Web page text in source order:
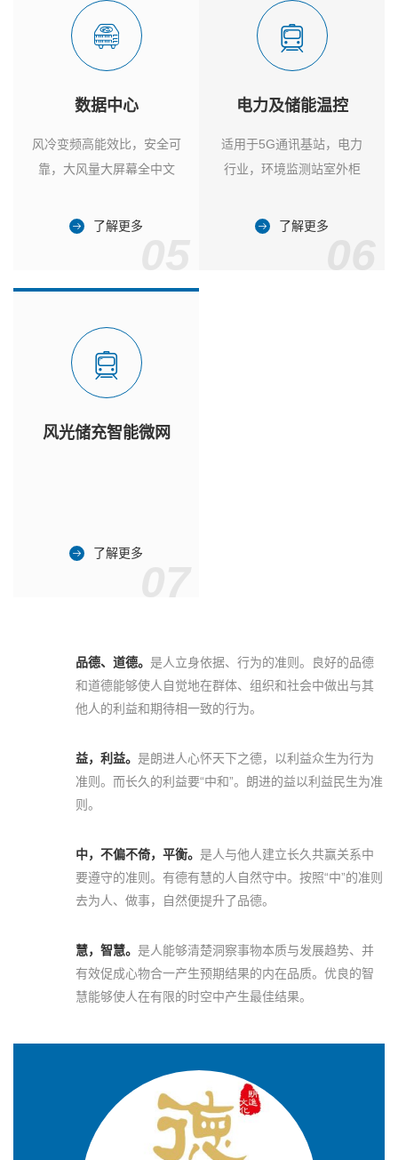
数据中心
风冷变频高能效比，安全可
靠，大风量大屏幕全中文
了解更多
电力及储能温控
适用于5G通讯基站，电力
行业，环境监测站室外柜
了解更多
风光储充智能微网
了解更多
品德、道德。 是人立身依据、行为的准则。良好的品德
和道德能够使人自觉地在群体、组织和社会中做出与其
他人的利益和期待相一致的行为。
益，利益。 是朗进人心怀天下之德，以利益众生为行为
准则。而长久的利益要“中和”。朗进的益以利益民生为准
则。
中，不偏不倚，平衡。 是人与他人建立长久共赢关系中
要遵守的准则。有德有慧的人自然守中。按照“中”的准则
去为人、做事，自然便提升了品德。
慧，智慧。 是人能够清楚洞察事物本质与发展趋势、并
有效促成心物合一产生预期结果的内在品质。优良的智
慧能够使人在有限的时空中产生最佳结果。